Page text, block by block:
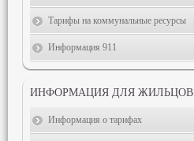
Тарифы на коммунальные ресурсы
Информация 911
ИНФОРМАЦИЯ ДЛЯ ЖИЛЬЦОВ
Информация о тарифах